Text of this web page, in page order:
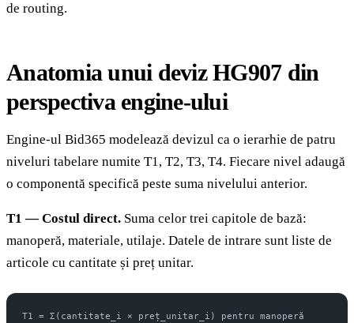
de routing.
Anatomia unui deviz HG907 din
perspectiva engine-ului
Engine-ul Bid365 modelează devizul ca o ierarhie de patru
niveluri tabelare numite T1, T2, T3, T4. Fiecare nivel adaugă
o componentă specifică peste suma nivelului anterior.
T1 — Costul direct. Suma celor trei capitole de bază:
manoperă, materiale, utilaje. Datele de intrare sunt liste de
articole cu cantitate și preț unitar.
T1 = Σ(cantitate_i × preț_unitar_i) pentru manoperă